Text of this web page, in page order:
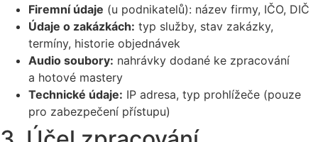
Firemní údaje (u podnikatelů): název firmy, IČO, DIČ
Údaje o zakázkách: typ služby, stav zakázky,
termíny, historie objednávek
Audio soubory: nahrávky dodané ke zpracování
a hotové mastery
Technické údaje: IP adresa, typ prohlížeče (pouze
pro zabezpečení přístupu)